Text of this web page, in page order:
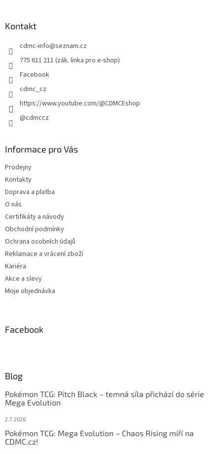
k
y
i
Kontakt
cdmc-info@seznam.cz
775 611 211 (zák. linka pro e-shop)
Facebook
cdmc_cz
https://www.youtube.com/@CDMCEshop
@cdmccz
Informace pro Vás
Prodejny
Kontakty
Doprava a platba
O nás
Certifikáty a návody
Obchodní podmínky
Ochrana osobních údajů
Reklamace a vrácení zboží
Kariéra
Akce a slevy
Moje objednávka
Facebook
Blog
Pokémon TCG: Pitch Black – temná síla přichází do série
Mega Evolution
2.7.2026
Pokémon TCG: Mega Evolution – Chaos Rising míří na
CDMC.cz!